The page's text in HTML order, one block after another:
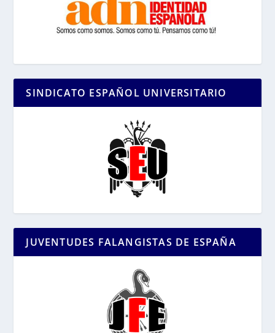
SINDICATO ESPAÑOL UNIVERSITARIO
JUVENTUDES FALANGISTAS DE ESPAÑA